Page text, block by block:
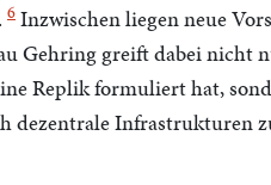
6 Inzwischen liegen neue
Gehring greift dabei nicht
Replik formuliert hat,
dezentrale Infrastrukturen